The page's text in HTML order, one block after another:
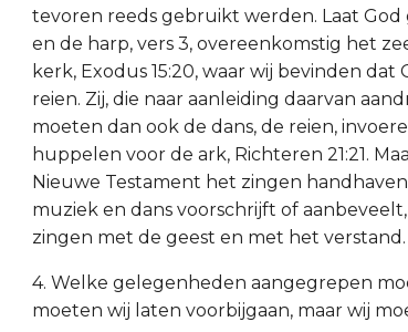
tevoren reeds gebruikt werden. Laat
en de harp, vers 3, overeenkomstig het
kerk, Exodus 15:20, waar wij bevinden
reien. Zij, die naar aanleiding daarvan
moeten dan ook de dans, de reien,
huppelen voor de ark, Richteren 21:21.
Nieuwe Testament het zingen
muziek en dans voorschrijft of
zingen met de geest en met het verstand.
4. Welke gelegenheden aangegrepen
moeten wij laten voorbijgaan, maar wij